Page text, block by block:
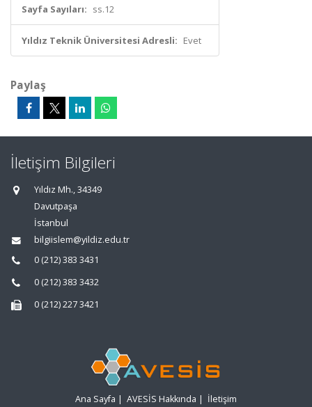
Sayfa Sayıları: ss.12
Yıldız Teknik Üniversitesi Adresli: Evet
Paylaş
İletişim Bilgileri
Yıldız Mh., 34349
Davutpaşa
İstanbul
bilgiislem@yildiz.edu.tr
0 (212) 383 3431
0 (212) 383 3432
0 (212) 227 3421
Ana Sayfa | AVESİS Hakkında | İletişim